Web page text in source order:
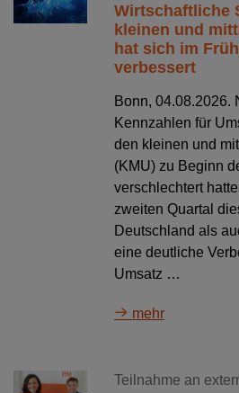
Wirtschaftliche
kleinen und
hat sich im
verbessert
Bonn, 04.08.2026.
Kennzahlen für
den kleinen und
(KMU) zu Beginn
verschlechtert
zweiten Quartal
Deutschland als
eine deutliche
Umsatz …
mehr
Teilnahme an